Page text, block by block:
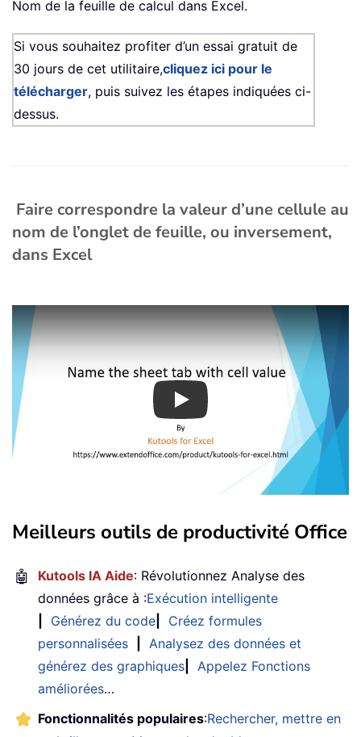
Nom de la feuille de calcul dans Excel.
Si vous souhaitez profiter d’un essai gratuit de
30 jours de cet utilitaire,cliquez ici pour le
télécharger, puis suivez les étapes indiquées ci-
dessus.
Faire correspondre la valeur d’une cellule au
nom de l’onglet de feuille, ou inversement,
dans Excel
Play
Meilleurs outils de productivité Office
🤖 Kutools IA Aide: Révolutionnez Analyse des
données grâce à :Exécution intelligente
Générez du code
Créez formules
personnalisées
Analysez des données et
générez des graphiques
Appelez Fonctions
améliorées…
Fonctionnalités populaires:Rechercher, mettre en